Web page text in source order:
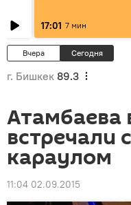
17:01 7 мин
Вчера Сегодня
г. Бишкек 89.3
Атамбаева
встречали
караулом
11:04 02.09.2015